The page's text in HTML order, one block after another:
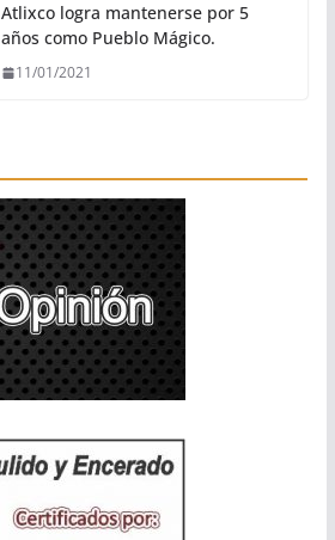
Atlixco logra mantenerse por 5
años como Pueblo Mágico.
11/01/2021